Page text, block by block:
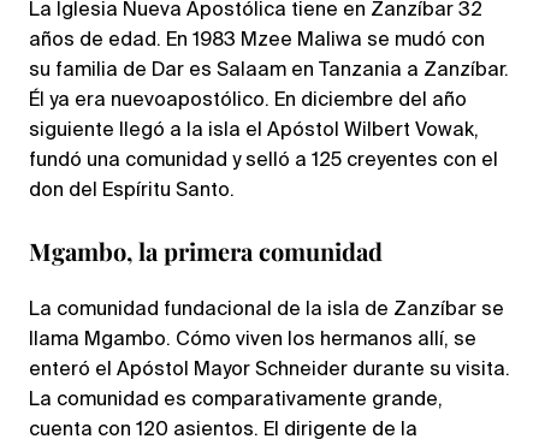
La Iglesia Nueva Apostólica tiene en Zanzíbar 32
años de edad. En 1983 Mzee Maliwa se mudó con
su familia de Dar es Salaam en Tanzania a Zanzíbar.
Él ya era nuevoapostólico. En diciembre del año
siguiente llegó a la isla el Apóstol Wilbert Vowak,
fundó una comunidad y selló a 125 creyentes con el
don del Espíritu Santo.
Mgambo, la primera comunidad
La comunidad fundacional de la isla de Zanzíbar se
llama Mgambo. Cómo viven los hermanos allí, se
enteró el Apóstol Mayor Schneider durante su visita.
La comunidad es comparativamente grande,
cuenta con 120 asientos. El dirigente de la